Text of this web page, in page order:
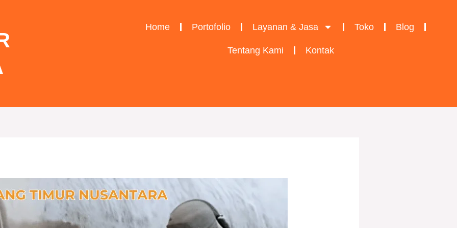
Home Portofolio Layanan & Jasa Toko Blog
Tentang Kami Kontak